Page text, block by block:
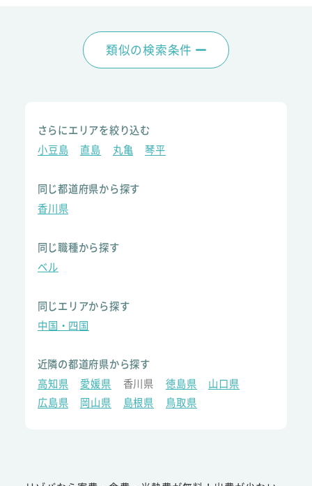
類似の検索条件
さらにエリアを絞り込む
小豆島
直島 丸亀 琴平
同じ都道府県から探す
香川県
同じ職種から探す
ベル
同じエリアから探す
中国・四国
近隣の都道府県から探す
高知県
愛媛県 香川県 徳島県
山口県
広島県
岡山県 島根県 鳥取県